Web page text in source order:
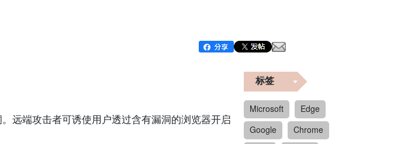
远端攻击者可诱使用户透过含有漏洞的浏览器开启
标签
Microsoft
Edge
Google
Chrome